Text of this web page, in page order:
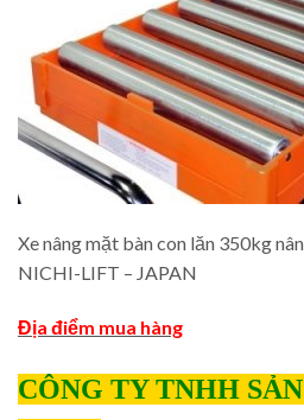
Xe nâng mặt bàn con lăn 350kg
NICHI-LIFT – JAPAN
Địa điểm mua hàng
CÔNG TY TNHH